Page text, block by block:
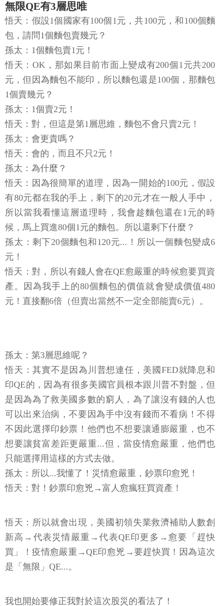
無限QE有3層思唯
悟天：假設1個國家有100個1元，共100元，和100個麵
包，請問1個麵包賣幾元？
孫太：1個麵包賣1元！
悟天：OK，那如果目前市面上變成有200個1元共200
元，但因為麵包不能印，所以麵包還是100個，那麵包
1個賣幾元？
孫太：1個賣2元！
悟天：對，但這是第1層思維，麵包不會只賣2元！
孫太：會更貴嗎？
悟天：會的，而且不只2元！
孫太：為什麼？
悟天：因為很簡單的道理，因為一開始的100元，假設
有80元都在我的手上，剩下的20元才在一般人手中，
所以當我看懂這層道理時，我會趁麵包還在1元的時
候，馬上買進80個1元的麵包。所以還剩下什麼？
孫太：剩下20個麵包和120元...！所以一個麵包變成6
元！
悟天：對，所以有錢人會在QE愈嚴重的時候愈要買資
產。因為我手上的80個麵包的價值就會變成價值480
元！直接翻6倍（但賣出當然不一定全部能賣6元）。
孫太：第3層思維呢？
悟天：其實不是因為川普想連任，美國FED就降息和
印QE的，因為有很多美國官員根本跟川普不對盤，但
是因為為了救美國多數的窮人，為了讓沒有錢的人也
可以出來治病，不要因為手中沒有錢而不看病！不得
不因此選擇印鈔票！他們也不想要讓通膨嚴重，也不
想要讓貧富差距更嚴重...但，當疫情愈嚴重，他們也
只能選擇用這樣的方式去做。
孫太：所以...我懂了！災情愈嚴重，鈔票印愈兇！
悟天：對！鈔票印愈兇→富人愈瘋狂買資產！
悟天：所以就會出現，美國初領失業救濟補助人數創
新高→代表災情嚴重→代表QE印更多→愈要「趕快
買」！疫情愈嚴重→QE印愈兇→要趕快買！因為這次
是「無限」QE...。
我也開始要修正我對於這次股災的看法了！